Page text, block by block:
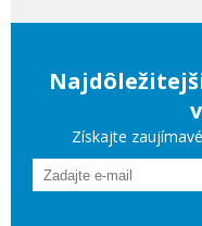
Získajte